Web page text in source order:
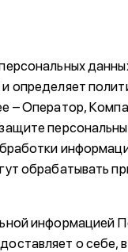
определяет
– Оператор,
обрабатывать
информацией
о себе,